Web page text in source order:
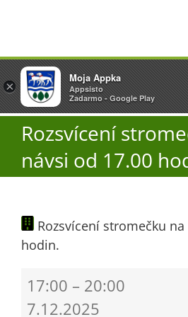
Přeskočit
na
obsah
Úřad
O obci
Aktuality
Rozsvícení
návsi od 17.00
Rozsvícení stromečku
hodin.
stromečku
na
17:00 – 20:00
7.12.2025
×
Vyžlovka
AppSisto
- In Google Play
×
Moja Appka
Appsisto
Zadarmo - Google Play